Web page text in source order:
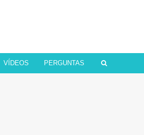
VÍDEOS PERGUNTAS